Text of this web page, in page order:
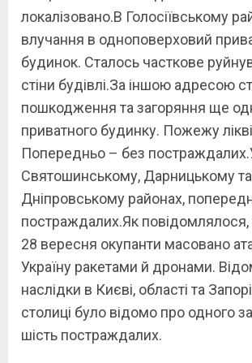
локалізовано.В Голосіївському
влучання в одноповерховий
будинок. Сталось часткове
стіни будівлі.За іншою адресою
пошкодження та загоряння ще
приватного будинку. Пожежу
Попередньо – без
Святошинському, Дарницькому та
Дніпровському районах,
постраждалих.Як повідомлялося,
28 вересня окупанти масовано
Україну ракетами й дронами.
наслідки в Києві, області та
столиці було відомо про одного
шість постраждалих.